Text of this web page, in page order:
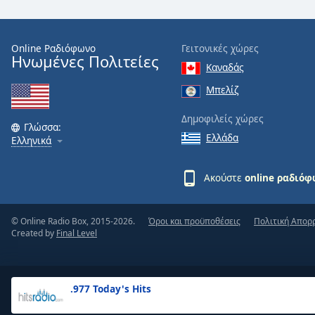
Text
Opacity
Opacity
Background
.977 Today's Hits
Online Ραδιόφωνο
Ηνωμένες Πολιτείες
Γλώσσα:
Ελληνικά
Γειτονικές χώρες
Καναδάς
Μπελίζ
Δημοφιλείς χώρες
Ελλάδα
Ακούστε online
© Online Radio Box, 2015-2026.
Created by Final Level
Όροι και προϋποθέσεις Πολιτική